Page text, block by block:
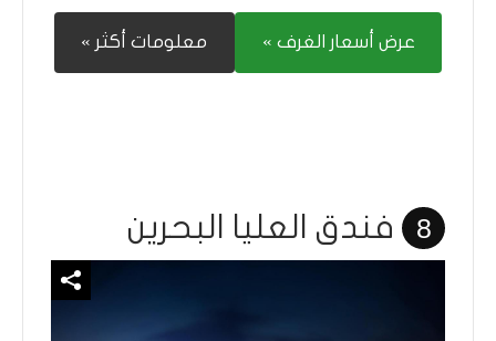
عرض أسعار الغرف » معلومات أكثر »
8 فندق العليا البحرين